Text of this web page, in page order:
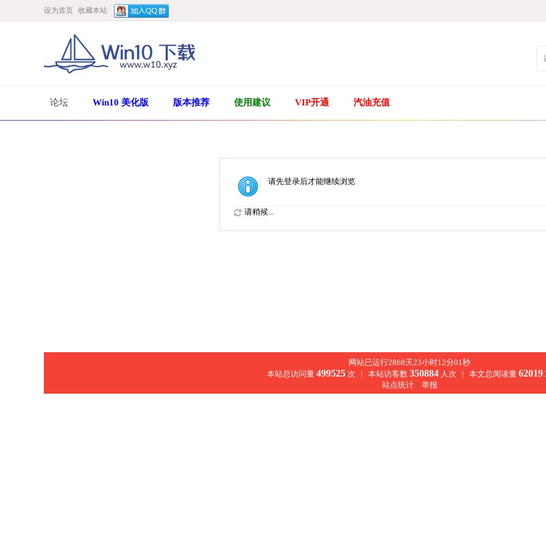
设为首页 收藏本站
论坛 Win10 美化版 版本推荐 使用建议 VIP开通 汽油充值
请先登录后才能继续浏览
请稍候...
网站已运行2868天23小时12分01秒
本站总访问量 499525次 | 本站访客数 350884人次 | 本文总阅读量 62019
站点统计 | 举报